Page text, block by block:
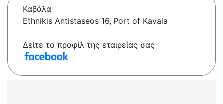
Καβάλα
Ethnikis Antistaseos 16, Port of Kavala
Δείτε το προφίλ της εταιρείας σας